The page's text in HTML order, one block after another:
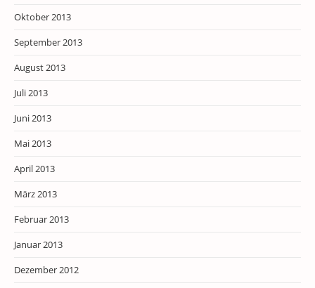
Oktober 2013
September 2013
August 2013
Juli 2013
Juni 2013
Mai 2013
April 2013
März 2013
Februar 2013
Januar 2013
Dezember 2012